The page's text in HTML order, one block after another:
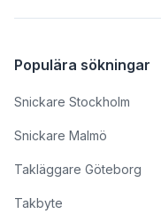
Populära sökningar
Snickare Stockholm
Snickare Malmö
Takläggare Göteborg
Takbyte